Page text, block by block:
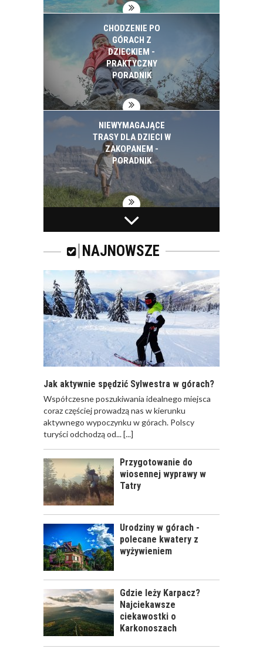
CHODZENIE PO
GÓRACH Z
DZIECKIEM -
PRAKTYCZNY
PORADNIK
NIEWYMAGAJĄCE
TRASY DLA DZIECI W
ZAKOPANEM -
PORADNIK
SYLWESTER W
ZAKOPANEM -
POLECANE
PENSJONATY Z
WYŻYWIENIEM
WAKACJE Z
DZIECKIEM W
ZAKOPANEM -
ATRAKCJE
NOCLEGI DLA RODZIN
Z DZIEĆMI W
ZAKOPANEM -
POLECANE MIEJSCA
CHODZENIE PO
GÓRACH Z
DZIECKIEM -
PRAKTYCZNY
PORADNIK
NIEWYMAGAJĄCE
TRASY DLA DZIECI W
ZAKOPANEM -
PORADNIK
NAJNOWSZE
Jak aktywnie spędzić Sylwestra w górach?
Współczesne poszukiwania idealnego miejsca
coraz częściej prowadzą nas w kierunku
aktywnego wypoczynku w górach. Polscy
turyści odchodzą od...[...]
Przygotowanie do
wiosennej wyprawy w
Tatry
Urodziny w górach -
polecane kwatery z
wyżywieniem
Gdzie leży Karpacz?
Najciekawsze
ciekawostki o
Karkonoszach